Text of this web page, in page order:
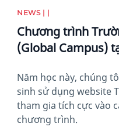
NEWS | |
Chương trình
(Global Campus)
Năm học này, chúng
sinh sử dụng website
tham gia tích cực vào
chương trình.